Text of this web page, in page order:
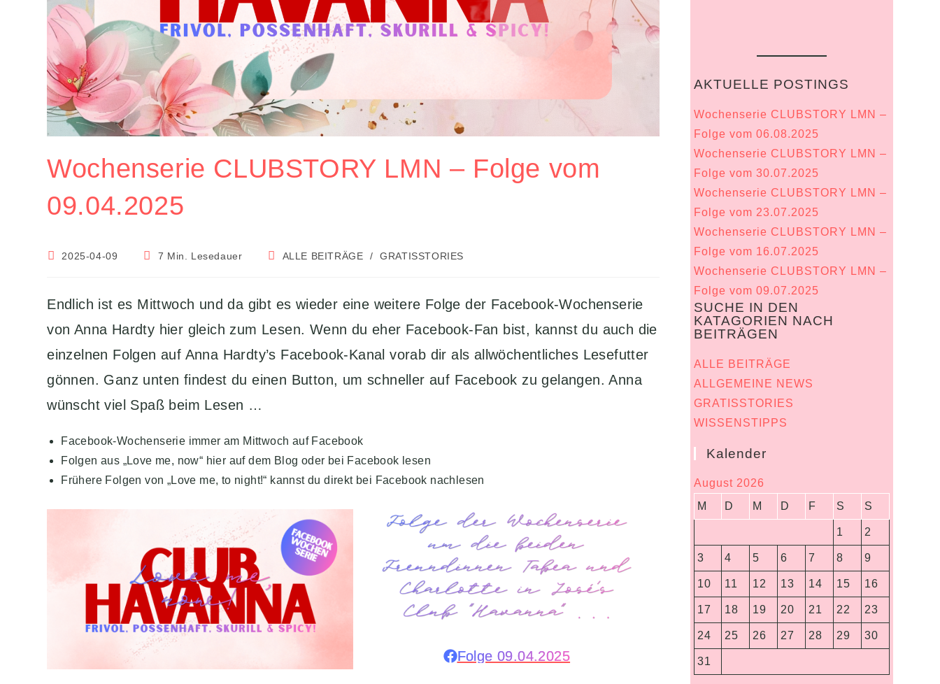
Wochenserie CLUBSTORY LMN – Folge vom
09.04.2025
Beitrag
2025-04-09 Lesedauer:
7 Min. Lesedauer
Beitrags-
ALLE BEITRÄGE / GRATISSTORIES
Endlich ist es Mittwoch und da gibt es wieder eine weitere Folge der Facebook-Wochenserie
von Anna Hardty hier gleich zum Lesen. Wenn du eher Facebook-Fan bist, kannst du auch die
einzelnen Folgen auf Anna Hardty’s Facebook-Kanal vorab dir als allwöchentliches Lesefutter
gönnen. Ganz unten findest du einen Button, um schneller auf Facebook zu gelangen. Anna
wünscht viel Spaß beim Lesen …
Facebook-Wochenserie immer am Mittwoch auf Facebook
Folgen aus „Love me, now“ hier auf dem Blog oder bei Facebook lesen
Frühere Folgen von „Love me, to night!“ kannst du direkt bei Facebook nachlesen
Folge 09.04.2025
AKTUELLE POSTINGS
Wochenserie CLUBSTORY LMN –
Folge vom 06.08.2025
Wochenserie CLUBSTORY LMN –
Folge vom 30.07.2025
Wochenserie CLUBSTORY LMN –
Folge vom 23.07.2025
Wochenserie CLUBSTORY LMN –
Folge vom 16.07.2025
Wochenserie CLUBSTORY LMN –
Folge vom 09.07.2025
SUCHE IN DEN
KATAGORIEN NACH
BEITRÄGEN
ALLE BEITRÄGE
ALLGEMEINE NEWS
GRATISSTORIES
WISSENSTIPPS
Kalender
August 2026
M
D M D F S S
1 2
3 4 5 6 7 8 9
10 11 12 13 14 15 16
17 18 19 20 21 22 23
24 25 26 27 28 29 30
31